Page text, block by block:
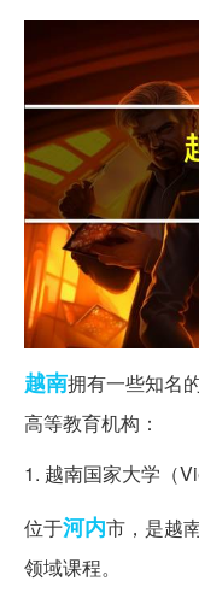
越南拥有一些知名
高等教育机构：
1. 越南国家大学（
位于河内市，是越
领域课程。